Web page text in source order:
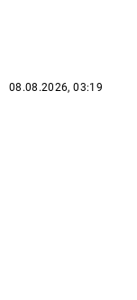
08.08.2026, 03:19